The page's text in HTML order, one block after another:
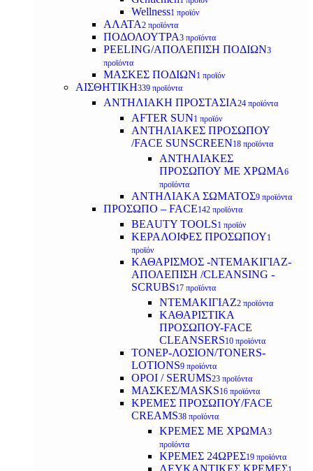
Wellness1 προϊόν
ΑΛΑΤΑ2 προϊόντα
ΠΟΔΟΛΟΥΤΡΑ3 προϊόντα
PEELING/ΑΠΟΛΕΠΙΣΗ ΠΟΔΙΩΝ3
προϊόντα
ΜΑΣΚΕΣ ΠΟΔΙΩΝ1 προϊόν
ΑΙΣΘΗΤΙΚΗ339 προϊόντα
ΑΝΤΗΛΙΑΚΗ ΠΡΟΣΤΑΣΙΑ24 προϊόντα
AFTER SUN1 προϊόν
ΑΝΤΗΛΙΑΚΕΣ ΠΡΟΣΩΠΟΥ
/FACE SUNSCREEN18 προϊόντα
ΑΝΤΗΛΙΑΚΕΣ
ΠΡΟΣΩΠΟΥ ΜΕ ΧΡΩΜΑ6
προϊόντα
ΑΝΤΗΛΙΑΚΑ ΣΩΜΑΤΟΣ9 προϊόντα
ΠΡΟΣΩΠΟ – FACE142 προϊόντα
BEAUTY TOOLS1 προϊόν
ΚΕΡΑΛΟΙΦΕΣ ΠΡΟΣΩΠΟΥ1
προϊόν
ΚΑΘΑΡΙΣΜΟΣ -ΝΤΕΜΑΚΙΓΙΑΖ-
ΑΠΟΛΕΠΙΣΗ /CLEANSING -
SCRUBS17 προϊόντα
ΝΤΕΜΑΚΙΓΙΑΖ2 προϊόντα
ΚΑΘΑΡΙΣΤΙΚΑ
ΠΡΟΣΩΠΟΥ-FACE
CLEANSERS10 προϊόντα
ΤΟΝΕΡ-ΛΟΣΙΟΝ/TONERS-
LOTIONS9 προϊόντα
ΟΡΟΙ / SERUMS23 προϊόντα
ΜΑΣΚΕΣ/MASKS16 προϊόντα
ΚΡΕΜΕΣ ΠΡΟΣΩΠΟΥ/FACE
CREAMS38 προϊόντα
ΚΡΕΜΕΣ ΜΕ ΧΡΩΜΑ3
προϊόντα
ΚΡΕΜΕΣ 24ΩΡΕΣ19 προϊόντα
ΛΕΥΚΑΝΤΙΚΕΣ ΚΡΕΜΕΣ